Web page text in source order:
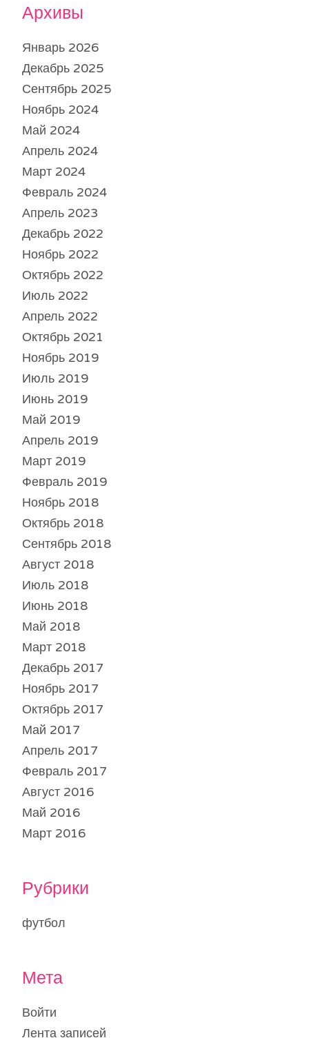
Архивы
Январь 2026
Декабрь 2025
Сентябрь 2025
Ноябрь 2024
Май 2024
Апрель 2024
Март 2024
Февраль 2024
Апрель 2023
Декабрь 2022
Ноябрь 2022
Октябрь 2022
Июль 2022
Апрель 2022
Октябрь 2021
Ноябрь 2019
Июль 2019
Июнь 2019
Май 2019
Апрель 2019
Март 2019
Февраль 2019
Ноябрь 2018
Октябрь 2018
Сентябрь 2018
Август 2018
Июль 2018
Июнь 2018
Май 2018
Март 2018
Декабрь 2017
Ноябрь 2017
Октябрь 2017
Май 2017
Апрель 2017
Февраль 2017
Август 2016
Май 2016
Март 2016
Рубрики
футбол
Мета
Войти
Лента записей